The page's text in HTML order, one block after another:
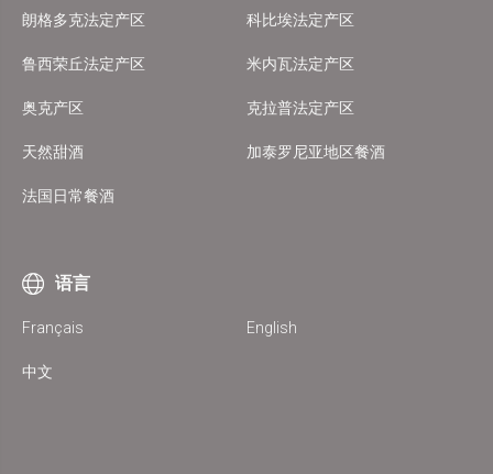
朗格多克法定产区 科比埃法定产区
鲁西荣丘法定产区 米内瓦法定产区
奥克产区 克拉普法定产区
天然甜酒 加泰罗尼亚地区餐酒
法国日常餐酒
语言
Français English
中文